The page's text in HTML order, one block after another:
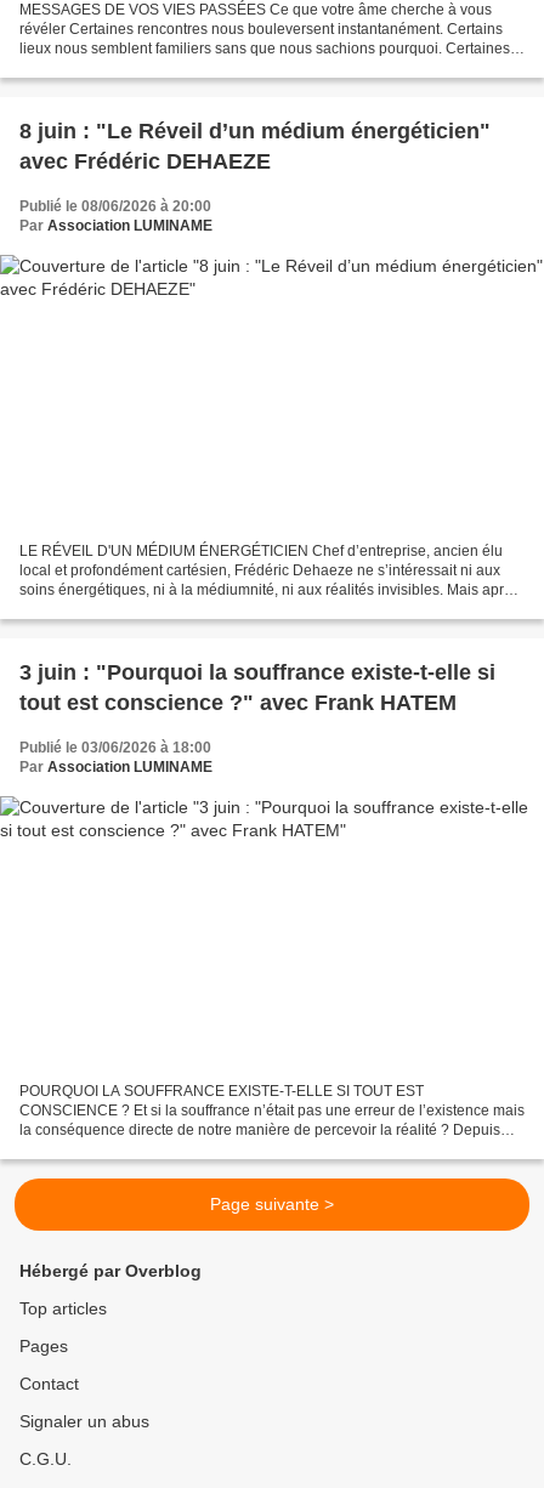
MESSAGES DE VOS VIES PASSÉES Ce que votre âme cherche à vous
révéler Certaines rencontres nous bouleversent instantanément. Certains
lieux nous semblent familiers sans que nous sachions pourquoi. Certaines
8 juin : "Le Réveil d’un médium énergéticien"
avec Frédéric DEHAEZE
Publié le 08/06/2026 à 20:00
Par Association LUMINAME
LE RÉVEIL D'UN MÉDIUM ÉNERGÉTICIEN Chef d’entreprise, ancien élu
local et profondément cartésien, Frédéric Dehaeze ne s’intéressait ni aux
soins énergétiques, ni à la médiumnité, ni aux réalités invisibles. Mais après
3 juin : "Pourquoi la souffrance existe-t-elle si
tout est conscience ?" avec Frank HATEM
Publié le 03/06/2026 à 18:00
Par Association LUMINAME
POURQUOI LA SOUFFRANCE EXISTE-T-ELLE SI TOUT EST
CONSCIENCE ? Et si la souffrance n’était pas une erreur de l’existence mais
la conséquence directe de notre manière de percevoir la réalité ? Depuis
Page suivante >
Hébergé par Overblog
Top articles
Pages
Contact
Signaler un abus
C.G.U.